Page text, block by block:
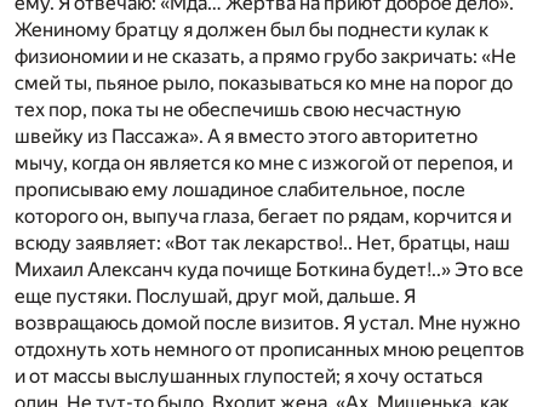
Жениному братцу я должен был бы поднести кулак к
физиономии и не сказать, а прямо грубо закричать: «Не
смей ты, пьяное рыло, показываться ко мне на порог до
тех пор, пока ты не обеспечишь свою несчастную
швейку из Пассажа». А я вместо этого авторитетно
мычу, когда он является ко мне с изжогой от перепоя, и
прописываю ему лошадиное слабительное, после
которого он, выпуча глаза, бегает по рядам, корчится и
всюду заявляет: «Вот так лекарство!.. Нет, братцы, наш
Михаил Алексанч куда почище Боткина будет!..» Это все
еще пустяки. Послушай, друг мой, дальше. Я
возвращаюсь домой после визитов. Я устал. Мне нужно
отдохнуть хоть немного от прописанных мною рецептов
и от массы выслушанных глупостей; я хочу остаться